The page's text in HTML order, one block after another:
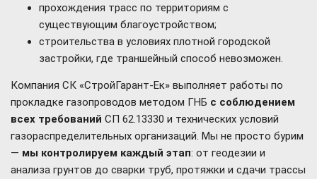
прохождения трасс по территориям с
существующим благоустройством;
строительства в условиях плотной городской
застройки, где траншейный способ невозможен.
Компания СК «СтройГарант-Ек» выполняет работы по
прокладке газопроводов методом ГНБ с соблюдением
всех требований СП 62.13330 и технических условий
газораспределительных организаций. Мы не просто бурим
— мы контролируем каждый этап: от геодезии и
анализа грунтов до сварки труб, протяжки и сдачи трассы